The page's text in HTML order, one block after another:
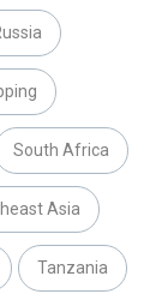
South Africa
Asia
Tanzania